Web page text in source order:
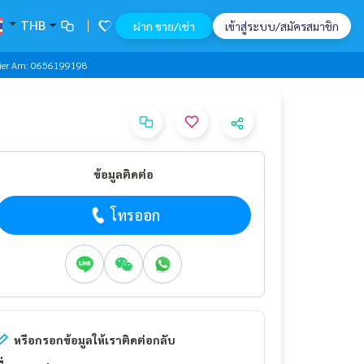
THB ฝาก ขาย/เช่า เข้าสู่ระบบ/สมัครสมาชิก
Am: 0656199198
ข้อมูลติดต่อ
โทรออก
หรือกรอกข้อมูลให้เราติดต่อกลับ